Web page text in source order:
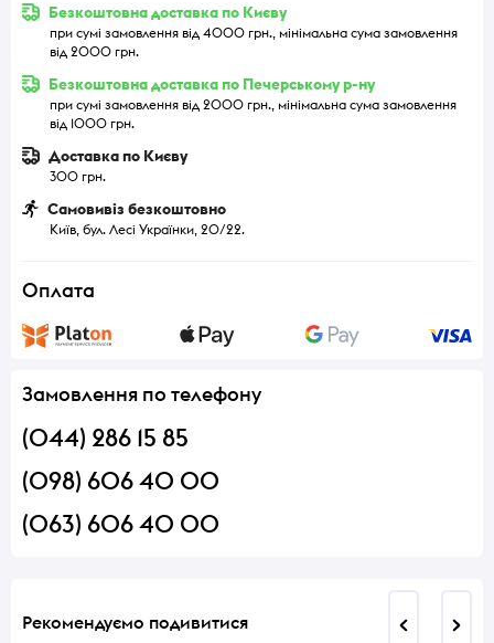
Безкоштовна доставка по Києву
при сумі замовлення від 4000 грн., мінімальна сума замовлення
від 2000 грн.
Безкоштовна доставка по Печерському р-ну
при сумі замовлення від 2000 грн., мінімальна сума замовлення
від 1000 грн.
Доставка по Києву
300 грн.
Самовивіз безкоштовно
Київ, бул. Лесі Українки, 20/22.
Оплата
Замовлення по телефону
(044) 286 15 85
(098) 606 40 00
(063) 606 40 00
Рекомендуємо подивитися